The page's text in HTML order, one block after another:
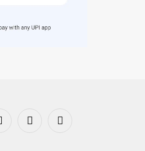
InstagramPinterest